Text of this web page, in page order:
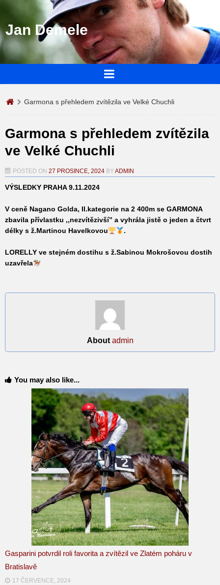
Jan Demele
Garmona s přehledem zvítězila ve Velké Chuchli
Garmona s přehledem zvítězila
ve Velké Chuchli
POSTED ON 27 PROSINCE, 2024 BYADMIN
VÝSLEDKY PRAHA 9.11.2024
V ceně Nagano Golda, II.kategorie na 2 400m se GARMONA
zbavila přívlastku ,,nezvítězivší” a vyhrála jistě o jeden a čtvrt
délky s ž.Martinou Havelkovou
.
LORELLY ve stejném dostihu s ž.Sabinou Mokrošovou dostih
uzavřela
About admin
You may also like...
Gasparini potvrdil roli favorita a zvítězil ve Zlatém poháru v
Bratislavě
17 ČERVENCE, 2024